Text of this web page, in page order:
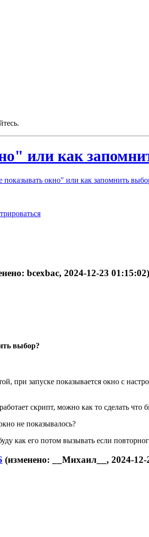
или как
окно" или как запомнить
bcexbac, 2024-12-23 01:15:02)
выбор?
при запуске показывается окно с
скрипт, можно как то сделать
не показывалось?
как его потом вызывать если
(изменено: __Михаил__, 2024-12-